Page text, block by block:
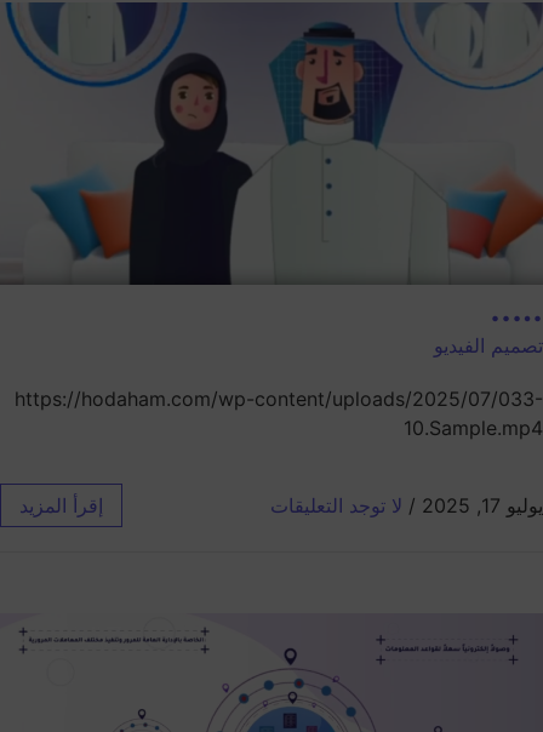
…..
تصميم الفيديو
https://hodaham.com/wp-content/uploads/2025/07/033-
10.Sample.mp4
يوليو 17, 2025 / لا توجد التعليقات إقرأ المزيد